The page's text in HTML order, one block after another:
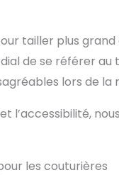
tailler plus
de se référer
lors de la
l’accessibilité,
les couturières